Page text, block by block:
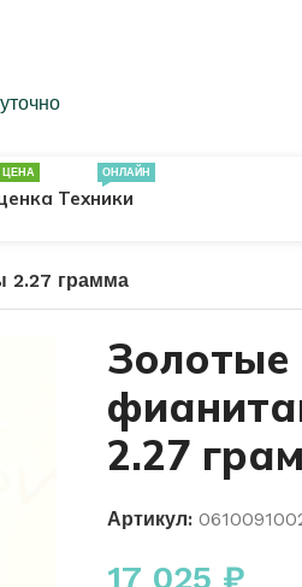
ПЕЧАТКИ
ЦЕНА
Техники
ОНЛАЙН
2.27 грамма
Золотые
2.27
Артикул:
17 025 ₽